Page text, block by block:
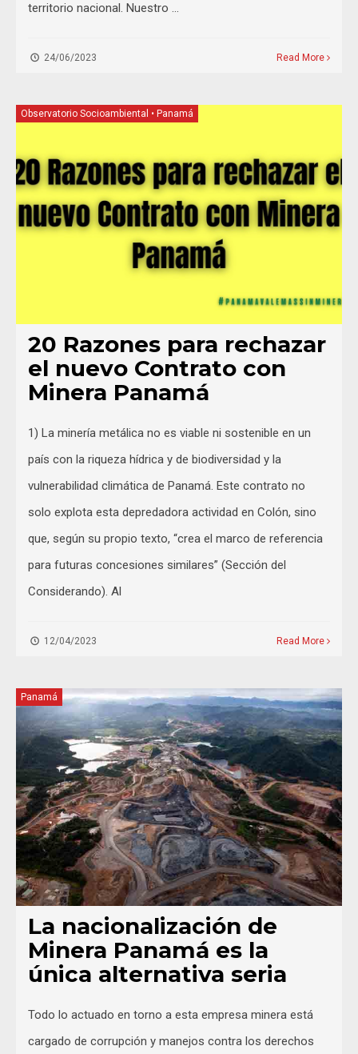
territorio nacional. Nuestro …
24/06/2023 Read More
Observatorio Socioambiental • Panamá
20 Razones para rechazar
el nuevo Contrato con
Minera Panamá
1) La minería metálica no es viable ni sostenible en un
país con la riqueza hídrica y de biodiversidad y la
vulnerabilidad climática de Panamá. Este contrato no
solo explota esta depredadora actividad en Colón, sino
que, según su propio texto, “crea el marco de referencia
para futuras concesiones similares” (Sección del
Considerando). Al
12/04/2023 Read More
Panamá
La nacionalización de
Minera Panamá es la
única alternativa seria
Todo lo actuado en torno a esta empresa minera está
cargado de corrupción y manejos contra los derechos